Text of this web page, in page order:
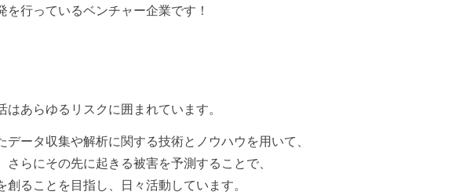
行っているベンチャー企業です！
あらゆるリスクに囲まれています。
ータ収集や解析に関する技術とノウハウを用いて、
らにその先に起きる被害を予測することで、
ることを目指し、日々活動しています。